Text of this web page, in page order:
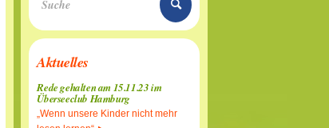
Aktuelles
Rede gehalten am 15.11.23 im
Überseeclub Hamburg
„Wenn unsere Kinder nicht mehr